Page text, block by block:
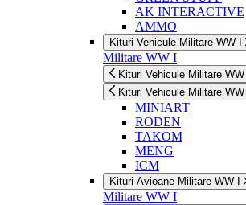
AK INTERACTIVE
AMMO
Kituri Vehicule Militare WW I
Militare WW I
Kituri Vehicule Militare WW I
Kituri Vehicule Militare WW I
MINIART
RODEN
TAKOM
MENG
ICM
Kituri Avioane Militare WW I
Militare WW I